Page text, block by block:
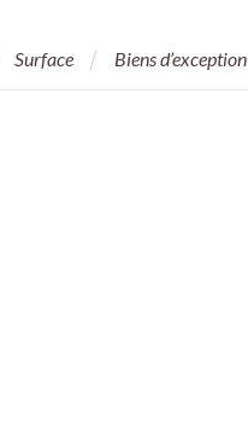
Surface Biens d’exception